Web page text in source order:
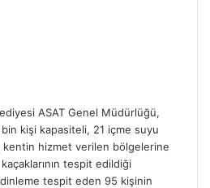
ASAT Genel Müdürlüğü,
kişi kapasiteli, 21 içme suyu
hizmet verilen bölgelerine
tespit edildiği
tespit eden 95 kişinin